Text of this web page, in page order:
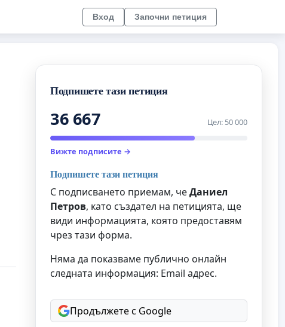
Вход Започни петиция
Подпишете тази петиция
36 667 Цел: 50 000
Вижте подписите →
Подпишете тази петиция
С подписването приемам, чеДаниел
Петров, като създател на петицията, ще
види информацията, която предоставям
чрез тази форма.
Няма да показваме публично онлайн
следната информация: Email адрес.
Продължете с Google